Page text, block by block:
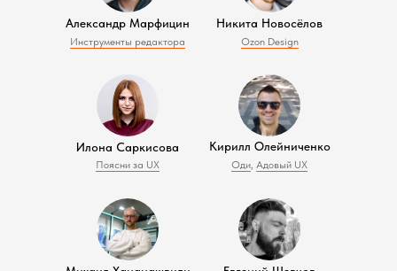
Александр Марфицин
Инструменты редактора
Никита Новосёлов
Ozon Design
Илона Саркисова Кирилл Олейниченко
Оди, Адовый UX
Поясни за UX